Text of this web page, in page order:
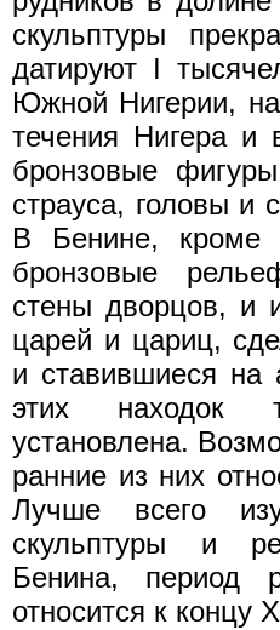
скульптуры
датируют I
Южной Нигерии,
течения Нигера и
бронзовые
страуса, головы и
В Бенине, кроме
бронзовые
стены дворцов, и
царей и цариц,
и ставившиеся на
этих
установлена.
ранние из них
Лучше всего
скульптуры и
Бенина, период
относится к концу